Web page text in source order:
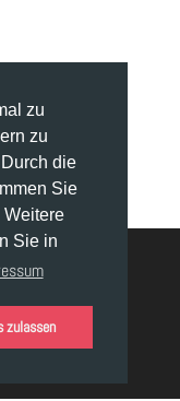
zu
zu
die
Sie
Weitere
Sie in
zulassen